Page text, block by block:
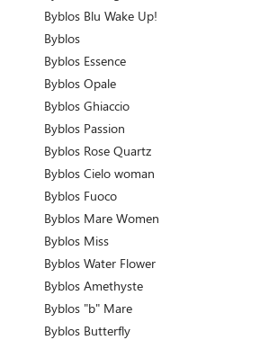
Byblos Blu Wake Up!
Byblos
Byblos Essence
Byblos Opale
Byblos Ghiaccio
Byblos Passion
Byblos Rose Quartz
Byblos Cielo woman
Byblos Fuoco
Byblos Mare Women
Byblos Miss
Byblos Water Flower
Byblos Amethyste
Byblos "b" Mare
Byblos Butterfly